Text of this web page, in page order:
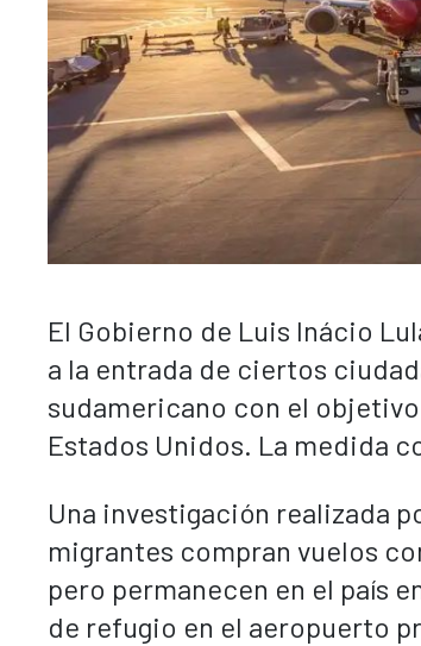
El Gobierno de Luis Inácio
a la entrada de ciertos
sudamericano con el
Estados Unidos. La medida
Una investigación realizada
migrantes compran vuelos
pero permanecen en el país
de refugio en el aeropuerto